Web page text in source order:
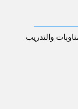
والتدريب